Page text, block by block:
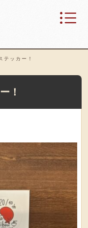
テッカー！
！